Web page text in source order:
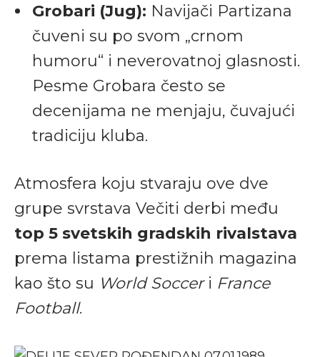
Grobari (Jug): Navijači Partizana
čuveni su po svom „crnom
humoru“ i neverovatnoj glasnosti.
Pesme Grobara često se
decenijama ne menjaju, čuvajući
tradiciju kluba.
Atmosfera koju stvaraju ove dve
grupe svrstava Večiti derbi među
top 5 svetskih gradskih rivalstava
prema listama prestižnih magazina
kao što su World Socceri France
Football.